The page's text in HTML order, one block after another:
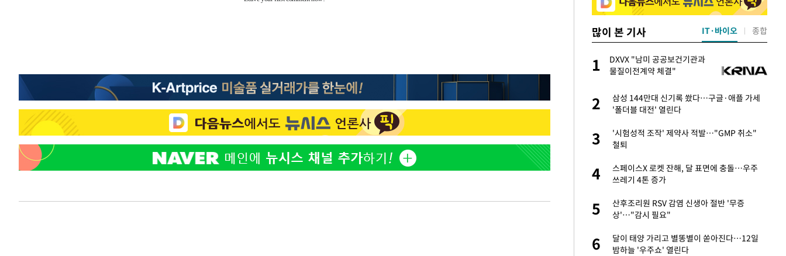
-13026초 전 >[속보]경찰, '홍명보 선임 논란' 대한축구협회·축구회관 등 압수수
색-12413초 전 >
[속보]산업장관 "美무역법 제301조 과잉생산 결과 발표 8월 중 예
상
-11478초 전 > [속보]전남광주 초대 시민추천 부시장에 백승주·윤난실
-9039초 전 >서울 열대야 15일째 지속…비공식 '초열대야' 30도 넘어
-7606초 전 >
[속보]코스닥, 2.15포인트(0.27%) 내린 797.44 출발
-7589초 전 >[속보]코스피, 119.51포인트(1.81%) 내린 6478.75 개장
-3987초 전 >서울 낮 39도 '폭염중대경보'…40도 관측 가능성도
많이 본 기사
2
정보석 "황정음 전 남편 서글서글한 인상이
었는데…"
3
정부, 전 산업에 'AI 옷' 입힌다…AI 로봇 연
1000대 보급 추진
4 바다, 워터밤 공개저격 "말이 안 된다"
5 최준희, 또 성형수술 예고 "짝짝이 눈 탈출"
1
DXVX "남미 공공보건기관과
물질이전계약 체결"
2
삼성 144만대 신기록 쐈다…구글·애플 가세
'폴더블 대전' 열린다
3
'시험성적 조작' 제약사 적발…"GMP 취소"
철퇴
4
스페이스X 로켓 잔해, 달 표면에 충돌…우주
쓰레기 4톤 증가
5
산후조리원 RSV 감염 신생아 절반 '무증
상'…"감시 필요"
6
달이 태양 가리고 별똥별이 쏟아진다…12일
밤하늘 '우주쇼' 열린다
IT·바이오 종합